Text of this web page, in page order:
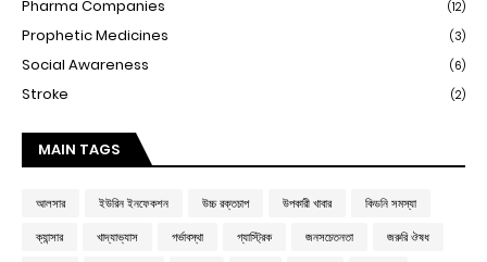
Pharma Companies (12)
Prophetic Medicines (3)
Social Awareness (6)
Stroke (2)
MAIN TAGS
আলসার ইউরিন ইনফেকশন উচ্চ রক্তচাপ উপকারী খাবার
কিডনি সমস্যা
ক্যান্সার
খাদ্যাভ্যাস গর্ভাবস্থা গ্যাস্ট্রিক জনসচেতনতা জরুরি ঔষধ